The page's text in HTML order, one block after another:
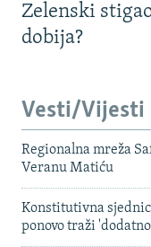
Zelenski
dobija?
Vesti/Vijesti
Regionalna mreža
Veranu Matiću
Konstitutivna
ponovo traži